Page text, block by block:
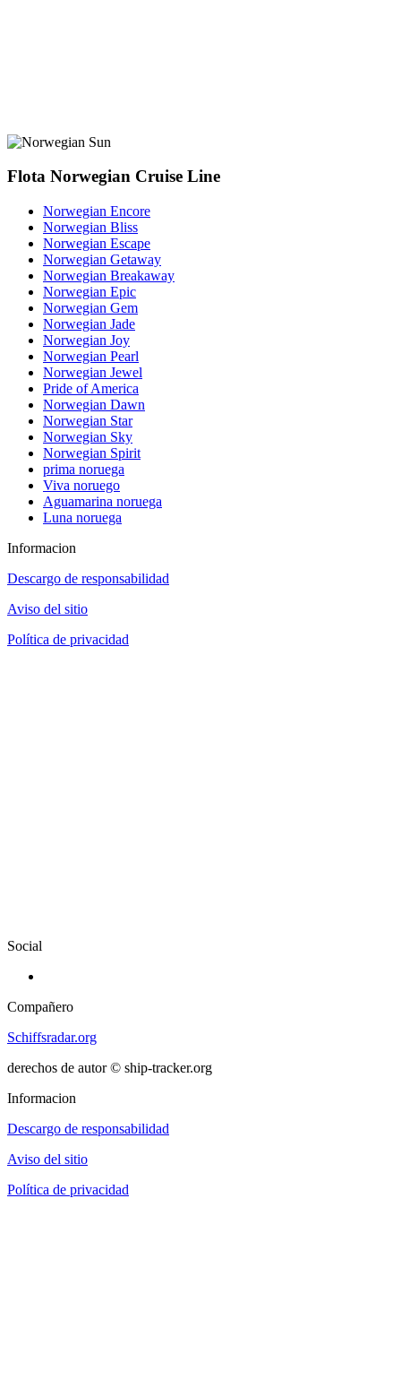
Flota Norwegian Cruise Line
Norwegian Encore
Norwegian Bliss
Norwegian Escape
Norwegian Getaway
Norwegian Breakaway
Norwegian Epic
Norwegian Gem
Norwegian Jade
Norwegian Joy
Norwegian Pearl
Norwegian Jewel
Pride of America
Norwegian Dawn
Norwegian Star
Norwegian Sky
Norwegian Spirit
prima noruega
Viva noruego
Aguamarina noruega
Luna noruega
Informacion
Descargo de responsabilidad
Aviso del sitio
Política de privacidad
Social
Compañero
Schiffsradar.org
derechos de autor © ship-tracker.org
Informacion
Descargo de responsabilidad
Aviso del sitio
Política de privacidad